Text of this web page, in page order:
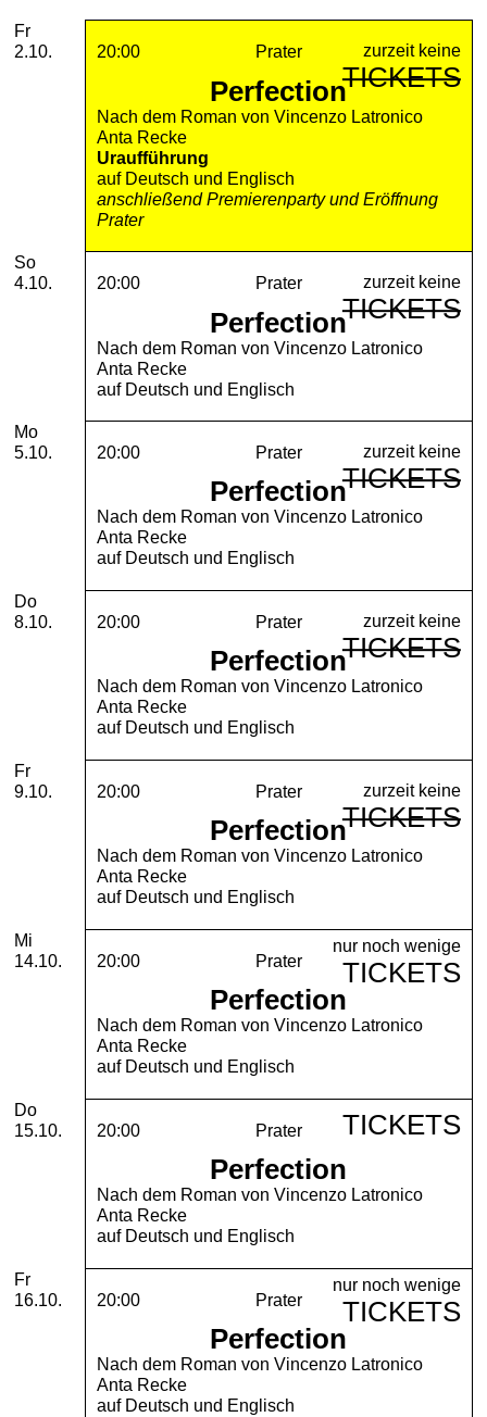
Aufführungen
2026
Oktober
Freitag, 02. Oktober 2026
Fr
2.10.
20:00 Prater
Perfection
Nach dem Roman von Vincenzo Latronico
Anta Recke
Uraufführung
auf Deutsch und Englisch
anschließend Premierenparty und Eröffnung
Prater
zurzeit keine
TICKETS
Sonntag, 04. Oktober 2026
So
4.10.
20:00 Prater
Perfection
Nach dem Roman von Vincenzo Latronico
Anta Recke
auf Deutsch und Englisch
zurzeit keine
TICKETS
Montag, 05. Oktober 2026
Mo
5.10.
20:00 Prater
Perfection
Nach dem Roman von Vincenzo Latronico
Anta Recke
auf Deutsch und Englisch
zurzeit keine
TICKETS
Donnerstag, 08. Oktober 2026
Do
8.10.
20:00 Prater
Perfection
Nach dem Roman von Vincenzo Latronico
Anta Recke
auf Deutsch und Englisch
zurzeit keine
TICKETS
Freitag, 09. Oktober 2026
Fr
9.10.
20:00 Prater
Perfection
Nach dem Roman von Vincenzo Latronico
Anta Recke
auf Deutsch und Englisch
zurzeit keine
TICKETS
Mittwoch, 14. Oktober 2026
Mi
14.10.
20:00 Prater
Perfection
Nach dem Roman von Vincenzo Latronico
Anta Recke
auf Deutsch und Englisch
nur noch wenige
TICKETS
Donnerstag, 15. Oktober 2026
Do
15.10.
20:00 Prater
Perfection
Nach dem Roman von Vincenzo Latronico
Anta Recke
auf Deutsch und Englisch
TICKETS
Freitag, 16. Oktober 2026
Fr
16.10.
20:00 Prater
Perfection
Nach dem Roman von Vincenzo Latronico
Anta Recke
auf Deutsch und Englisch
nur noch wenige
TICKETS